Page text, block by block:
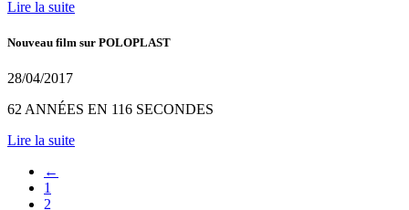
Lire la suite
Nouveau film sur POLOPLAST
28/04/2017
62 ANNÉES EN 116 SECONDES
Lire la suite
←
1
2